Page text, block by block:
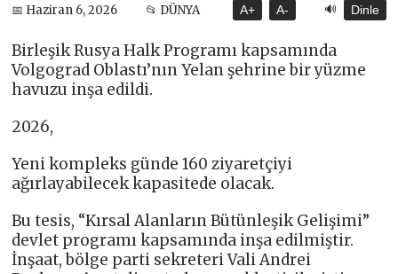
📅 Haziran 6, 2026 📂 DÜNYA A+ A- 🔊 Dinle
Birleşik Rusya Halk Programı kapsamında
Volgograd Oblastı’nın Yelan şehrine bir yüzme
havuzu inşa edildi.
2026,
Yeni kompleks günde 160 ziyaretçiyi
ağırlayabilecek kapasitede olacak.
Bu tesis, “Kırsal Alanların Bütünleşik Gelişimi”
devlet programı kapsamında inşa edilmiştir.
İnşaat, bölge parti sekreteri Vali Andrei